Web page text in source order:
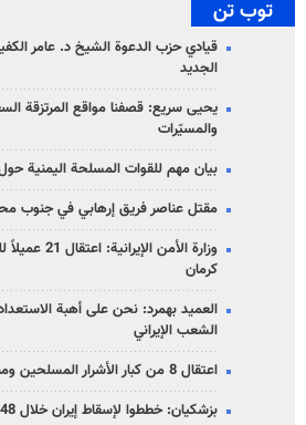
توب تن
قيادي حزب الدعوة الشيخ د. عامر
الجديد
يحيى سريع: قصفنا مواقع المرتزقة
والمسيّرات
بيان مهم للقوات المسلحة اليمنية
مقتل عناصر فريق إرهابي في جنوب
كرمان
العميد بهمرد: نحن على أهبة
الشعب الإيراني
اعتقال 8 من كبار الأشرار المسلحين ومنتسبي الجماعات الإرهابية